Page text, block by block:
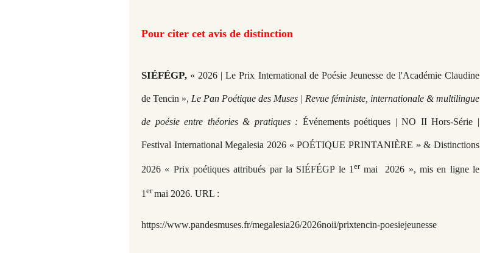
Pour citer cet avis de distinction
SIÉFÉGP, « 2026 | Le Prix International de Poésie Jeunesse de l'Académie Claudine
de Tencin », Le Pan Poétique des Muses | Revue féministe, internationale & multilingue
de poésie entre théories & pratiques : Événements poétiques | NO II Hors-Série |
Festival International Megalesia 2026 « POÉTIQUE PRINTANIÈRE » & Distinctions
2026 « Prix poétiques attribués par la SIÉFÉGP le 1er mai 2026 », mis en ligne le
1ermai 2026. URL :
https://www.pandesmuses.fr/megalesia26/2026noii/prixtencin-poesiejeunesse